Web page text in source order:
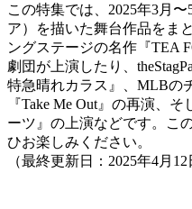
この特集では、2025年3月
ア）を描いた舞台作品をま
ングステージの名作『TEA
劇団が上演したり、
特急晴れカラス』、MLBの
『Take Me Out』の再演、
ーツ』の上演などです。こ
ひお楽しみください。
（最終更新日：2025年4月12